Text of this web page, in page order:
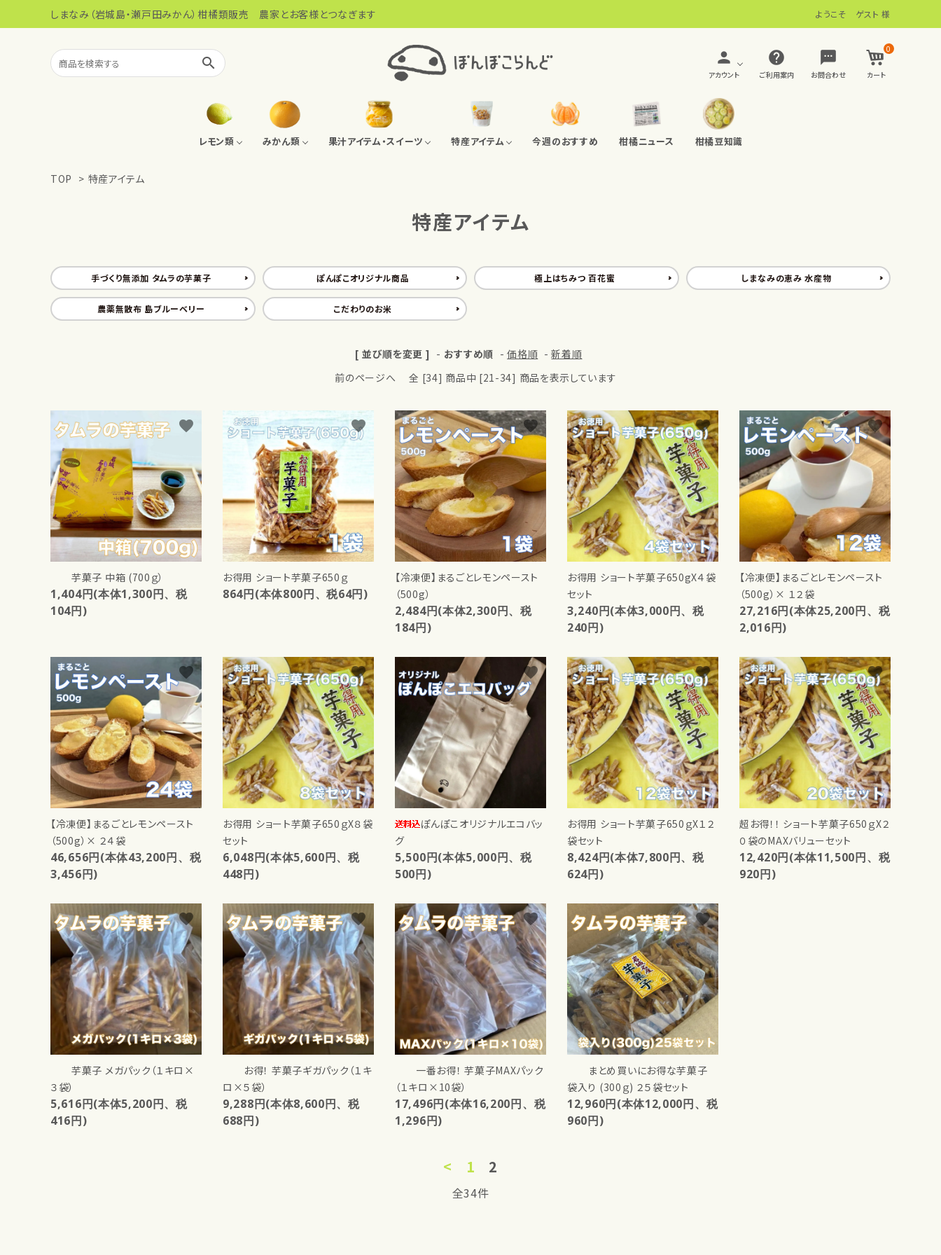
しまなみ（岩城島・瀬戸田みかん）柑橘類販売 農家とお客様とつなぎます ようこそ ゲスト 様
search person
アカウント
help
ご利用案内
sms
お問合わせ
0
カート
レモン類 みかん類 果汁アイテム・スイーツ
まるごとレモンペースト
特産アイテム
こだわりのお米 しまなみの水産物
今週のおすすめ 柑橘ニュース 柑橘豆知識
TOP > 特産アイテム
特産アイテム
手づくり無添加 タムラの芋菓子 ぽんぽこオリジナル商品 極上はちみつ 百花蜜 しまなみの恵み 水産物
農薬無散布 島ブルーベリー こだわりのお米
[ 並び順を変更 ] - おすすめ順 -価格順 -新着順
前のページへ
全 [34] 商品中 [21-34] 商品を表示しています
芋菓子 中箱 (700ｇ）
1,404円(本体1,300円、税
104円)
favorite
お得用 ショート芋菓子650ｇ
864円(本体800円、税64円)
favorite
【冷凍便】まるごとレモンペースト
（500g）
2,484円(本体2,300円、税
184円)
favorite
お得用 ショート芋菓子650gX４袋
セット
3,240円(本体3,000円、税
240円)
favorite
【冷凍便】まるごとレモンペースト
（500g）× １２袋
27,216円(本体25,200円、税
2,016円)
favorite
【冷凍便】まるごとレモンペースト
（500g）× ２４袋
46,656円(本体43,200円、税
3,456円)
favorite
お得用 ショート芋菓子650ｇX８袋
セット
6,048円(本体5,600円、税
448円)
favorite
ぽんぽこオリジナルエコバッ
グ
5,500円(本体5,000円、税
500円)
favorite
お得用 ショート芋菓子650ｇX１２
袋セット
8,424円(本体7,800円、税
624円)
favorite
超お得！！ ショート芋菓子650ｇX２
０袋のMAXバリューセット
12,420円(本体11,500円、税
920円)
favorite
芋菓子 メガパック（１キロ×
３袋）
5,616円(本体5,200円、税
416円)
favorite
お得！ 芋菓子ギガパック（１キ
ロ×５袋）
9,288円(本体8,600円、税
688円)
favorite
一番お得！ 芋菓子MAXパック
（１キロ×10袋）
17,496円(本体16,200円、税
1,296円)
favorite
まとめ買いにお得な芋菓子
袋入り (300ｇ) ２５袋セット
12,960円(本体12,000円、税
960円)
favorite
< 1 2
全34件
キーワード
カテゴリー
検索する
close